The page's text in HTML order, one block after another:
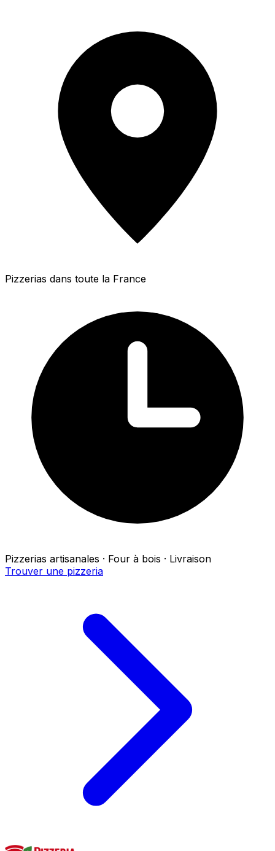
Pizzerias dans toute la France
Pizzerias artisanales · Four à bois · Livraison
Trouver une pizzeria